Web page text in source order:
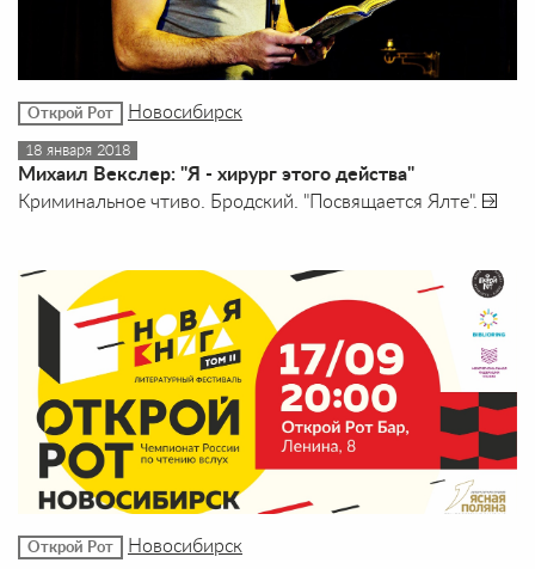
Открой Рот Новосибирск
18 января 2018
Михаил Векслер: "Я - хирург этого действа"
Криминальное чтиво. Бродский. "Посвящается Ялте".
Открой Рот Новосибирск